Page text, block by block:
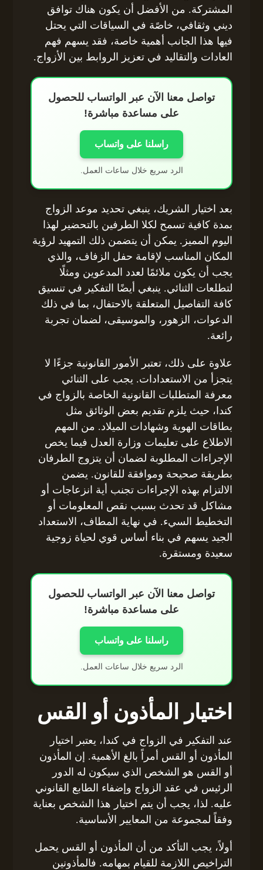
المشتركة. من الأفضل أن يكون هناك توافق
ديني وثقافي، خاصًة في السياقات التي يحتل
فيها هذا الجانب أهمية خاصة، فقد يسهم فهم
العادات والتقاليد في تعزيز الروابط بين الأزواج.
تواصل معنا الآن عبر الواتساب للحصول
على مساعدة مباشرة!
راسلنا على واتساب
الرد سريع خلال ساعات العمل.
بعد اختيار الشريك، ينبغي تحديد موعد الزواج
بمدة كافية تسمح لكلا الطرفين بالتحضير لهذا
اليوم المميز. يمكن أن يتضمن ذلك التمهيد لرؤية
المكان المناسب لإقامة حفل الزفاف، والذي
يجب أن يكون ملائمًا لعدد المدعوين ومثلًا
لتطلعات الثنائي. ينبغي أيضًا التفكير في تنسيق
كافة التفاصيل المتعلقة بالاحتفال، بما في ذلك
الدعوات، الزهور، والموسيقى، لضمان تجربة
رائعة.
علاوة على ذلك، تعتبر الأمور القانونية جزءًا لا
يتجزأ من الاستعدادات. يجب على الثنائي
معرفة المتطلبات القانونية الخاصة بالزواج في
كندا، حيث يلزم تقديم بعض الوثائق مثل
بطاقات الهوية وشهادات الميلاد. من المهم
الاطلاع على تعليمات وزارة العدل فيما يخص
الإجراءات المطلوبة لضمان أن يتزوج الطرفان
بطريقة صحيحة وموافقة للقانون. يضمن
الالتزام بهذه الإجراءات تجنب أية انزعاجات أو
مشاكل قد تحدث بسبب نقص المعلومات أو
التخطيط السيء. في نهاية المطاف، الاستعداد
الجيد يسهم في بناء أساس قوي لحياة زوجية
سعيدة ومستقرة.
تواصل معنا الآن عبر الواتساب للحصول
على مساعدة مباشرة!
راسلنا على واتساب
الرد سريع خلال ساعات العمل.
اختيار المأذون أو القس
عند التفكير في الزواج في كندا، يعتبر اختيار
المأذون أو القس أمراً بالغ الأهمية. إن المأذون
أو القس هو الشخص الذي سيكون له الدور
الرئيس في عقد الزواج وإضفاء الطابع القانوني
عليه. لذا، يجب أن يتم اختيار هذا الشخص بعناية
وفقاً لمجموعة من المعايير الأساسية.
أولاً، يجب التأكد من أن المأذون أو القس يحمل
التراخيص اللازمة للقيام بمهامه. فالمأذونين